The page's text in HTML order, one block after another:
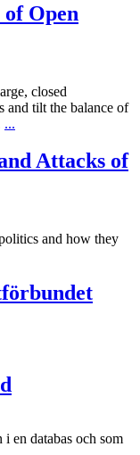
Open
closed
and tilt the balance of
...
Attacks of
and how they
en databas och som